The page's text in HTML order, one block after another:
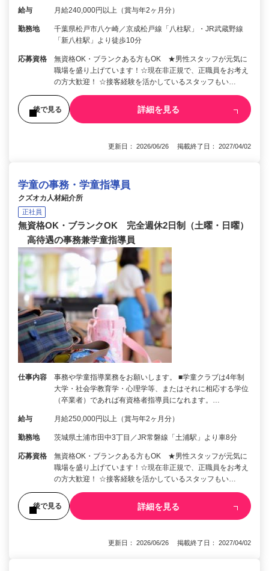
給与 月給240,000円以上（賞与年2ヶ月分）
勤務地
千葉県松戸市八ケ崎／京成松戸線「八柱駅」・JR武蔵野線
「新八柱駅」より徒歩10分
応募資格
無資格OK・ブランクある方もOK ★男性スタッフが元気に
職場を盛り上げています！☆現在非正規で、正職員をお考え
の方大歓迎！ ☆接客経験を活かしているスタッフもい…
後で見る 詳細を見る
更新日： 2026/06/26 掲載終了日： 2027/04/02
学童の事務・学童指導員
クズオカ人材紹介所
正社員
無資格OK・ブランクOK 完全週休2日制（土曜・日曜）
高待遇の事務兼学童指導員
仕事内容
事務や学童指導業務をお願いします。 ■学童クラブは4年制
大学・社会学教育学・心理学等、またはそれに相応する学位
（卒業者）であれば有資格者指導員になれます。…
給与 月給250,000円以上（賞与年2ヶ月分）
勤務地 茨城県土浦市田中3丁目／JR常磐線「土浦駅」より車8分
応募資格
無資格OK・ブランクある方もOK ★男性スタッフが元気に
職場を盛り上げています！☆現在非正規で、正職員をお考え
の方大歓迎！ ☆接客経験を活かしているスタッフもい…
後で見る 詳細を見る
更新日： 2026/06/26 掲載終了日： 2027/04/02